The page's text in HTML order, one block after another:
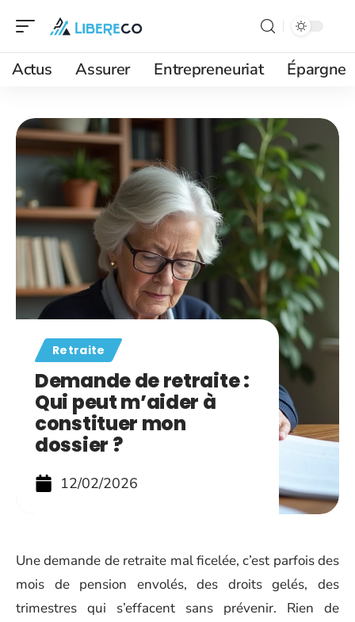
Actus Assurer Entrepreneuriat Épargne
Retraite
Demande de retraite :
Qui peut m’aider à
constituer mon
dossier ?
12/02/2026
Une demande de retraite mal ficelée, c’est parfois des
mois de pension envolés, des droits gelés, des
trimestres qui s’effacent sans prévenir. Rien de